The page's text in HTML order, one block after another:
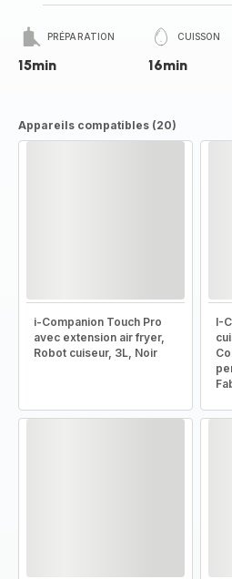
PRÉPARATION
15min
CUISSON
16min
Appareils compatibles (20)
i-Companion Touch Pro
avec extension air fryer,
Robot cuiseur, 3L, Noir
I-